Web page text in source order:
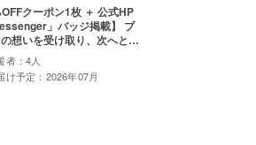
クーポン1枚 ＋ 公式HP
」バッジ掲載】 ブ
想いを受け取り、次へと運
」コースです。 立
気軽に参加できるパッケー
しています。 ※物品のお
者：4人
け予定：2026年07月